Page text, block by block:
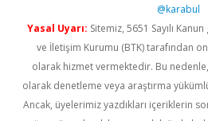
@karabul
Yasal Uyarı: Sitemiz, 5651 Sayılı
ve İletişim Kurumu (BTK) tarafından
olarak hizmet vermektedir. Bu
olarak denetleme veya araştırma
Ancak, üyelerimiz yazdıkları içeriklerin